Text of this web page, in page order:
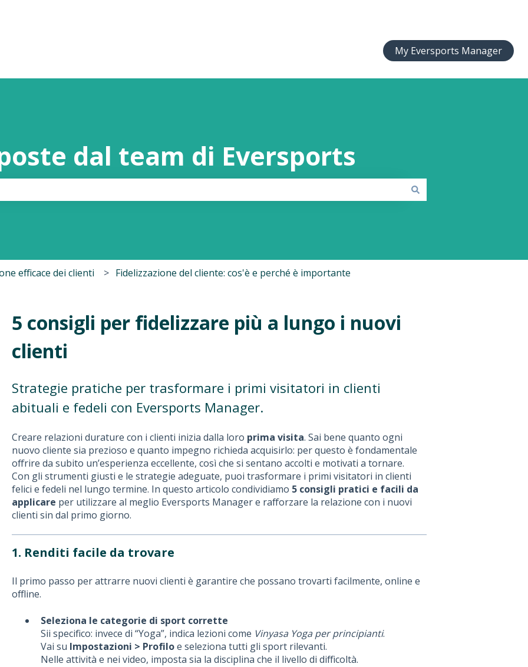
My Eversports Manager
dal team di Eversports
efficace dei clienti Fidelizzazione del cliente: cos'è e perché è importante
5 consigli per fidelizzare più a lungo i nuovi
clienti
Strategie pratiche per trasformare i primi visitatori in clienti
abituali e fedeli con Eversports Manager.
Creare relazioni durature con i clienti inizia dalla loro prima visita. Sai bene quanto ogni
nuovo cliente sia prezioso e quanto impegno richieda acquisirlo: per questo è fondamentale
offrire da subito un’esperienza eccellente, così che si sentano accolti e motivati a tornare.
Con gli strumenti giusti e le strategie adeguate, puoi trasformare i primi visitatori in clienti
felici e fedeli nel lungo termine. In questo articolo condividiamo 5 consigli pratici e facili da
applicare per utilizzare al meglio Eversports Manager e rafforzare la relazione con i nuovi
clienti sin dal primo giorno.
1. Renditi facile da trovare
Il primo passo per attrarre nuovi clienti è garantire che possano trovarti facilmente, online e
offline.
Seleziona le categorie di sport corrette
Sii specifico: invece di “Yoga”, indica lezioni come Vinyasa Yoga per principianti.
Vai su Impostazioni > Profiloe seleziona tutti gli sport rilevanti.
Nelle attività e nei video, imposta sia la disciplina che il livello di difficoltà.